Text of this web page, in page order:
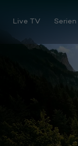
Live TV Serien